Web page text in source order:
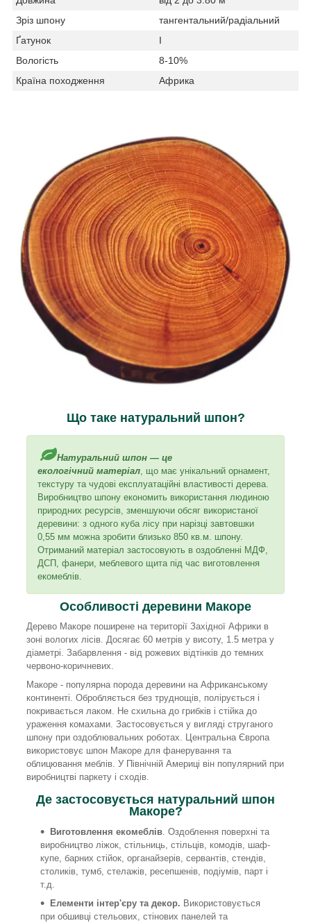
Зріз шпону
тангентальний/радіальний
Ґатунок
I
Вологість
8-10%
Країна походження
Африка
Що таке натуральний шпон?
Натуральний шпон — це
екологічний матеріал , що має унікальний орнамент,
текстуру та чудові експлуатаційні властивості дерева.
Виробництво шпону економить використання людиною
природних ресурсів, зменшуючи обсяг використаної
деревини: з одного куба лісу при нарізці завтовшки
0,55 мм можна зробити близько 850 кв.м. шпону.
Отриманий матеріал застосовують в оздобленні МДФ,
ДСП, фанери, меблевого щита під час виготовлення
екомеблів.
Особливості деревини Макоре
Дерево Макоре поширене на території Західної Африки в
зоні вологих лісів. Досягає 60 метрів у висоту, 1.5 метра у
діаметрі. Забарвлення - від рожевих відтінків до темних
червоно-коричневих.
Макоре - популярна порода деревини на Африканському
континенті. Обробляється без труднощів, полірується і
покривається лаком. Не схильна до грибків і стійка до
ураження комахами. Застосовується у вигляді струганого
шпону при оздоблювальних роботах. Центральна Європа
використовує шпон Макоре для фанерування та
облицювання меблів. У Північній Америці він популярний при
виробництві паркету і сходів.
Де застосовується натуральний шпон
Макоре?
Виготовлення екомеблів . Оздоблення поверхні та
виробництво ліжок, стільниць, стільців, комодів, шаф-
купе, барних стійок, органайзерів, сервантів, стендів,
столиків, тумб, стелажів, ресепшенів, подіумів, парт і
т.д.
Елементи інтер'єру та декор. Використовується
при обшивці стельових, стінових панелей та